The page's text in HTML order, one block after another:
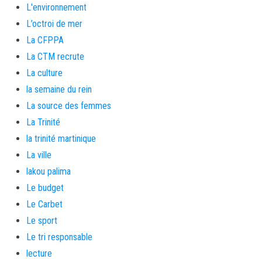
L'environnement
L’octroi de mer
La CFPPA
La CTM recrute
La culture
la semaine du rein
La source des femmes
La Trinité
la trinité martinique
La ville
lakou palima
Le budget
Le Carbet
Le sport
Le tri responsable
lecture